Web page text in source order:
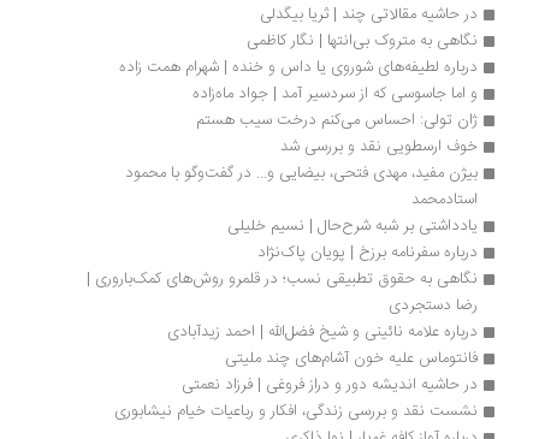
در حاشیه مقالاتی چند | ثریا بیگدلی
نگاهی به متروک بی‌انتها | نگار کاظمی
درباره لطیفه‌‌‌‌‌‌های شوروی یا داس و خنده | شهرام همت زاده
و اما جاسوسی که از سردسیر آمد | جواد ماه‌زاده
ژان تولی: احساس می‌کنم درخت سیب هستم
خوف ارسطویی نقد و بررسی شد
استادمحمد
یادداشتی بر شبه شرح‌حال | نسیم خلیلی
درباره سفرنامه برزخ | پویان پاک‌نژاد
نگاهی به حقوق تطبیقی نسب؛ در قلمرو روش‌های کمک‌باروری |
رضا دستجردی
درباره علامه نائینی و شیخ فضل‌الله | احمد زیدآبادی
فانتوماس علیه خون آشام‌های چند ملیتی
در حاشیه اندیشه دور و دراز فروغی | فرزاد نعمتی
نشست نقد و بررسی زندگی، افکار و رباعیات خیام نیشابوری